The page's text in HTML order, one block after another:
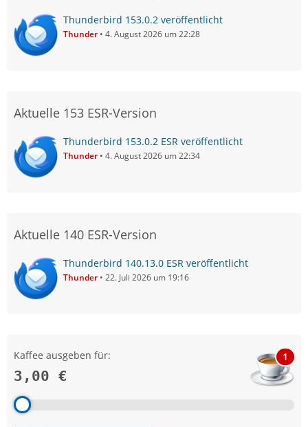
Thunderbird 153.0.2 veröffentlicht
Thunder 4. August 2026 um 22:28
Aktuelle 153 ESR-Version
Thunderbird 153.0.2 ESR veröffentlicht
Thunder 4. August 2026 um 22:34
Aktuelle 140 ESR-Version
Thunderbird 140.13.0 ESR veröffentlicht
Thunder 22. Juli 2026 um 19:16
Kaffee ausgeben für:
3,00 €
1